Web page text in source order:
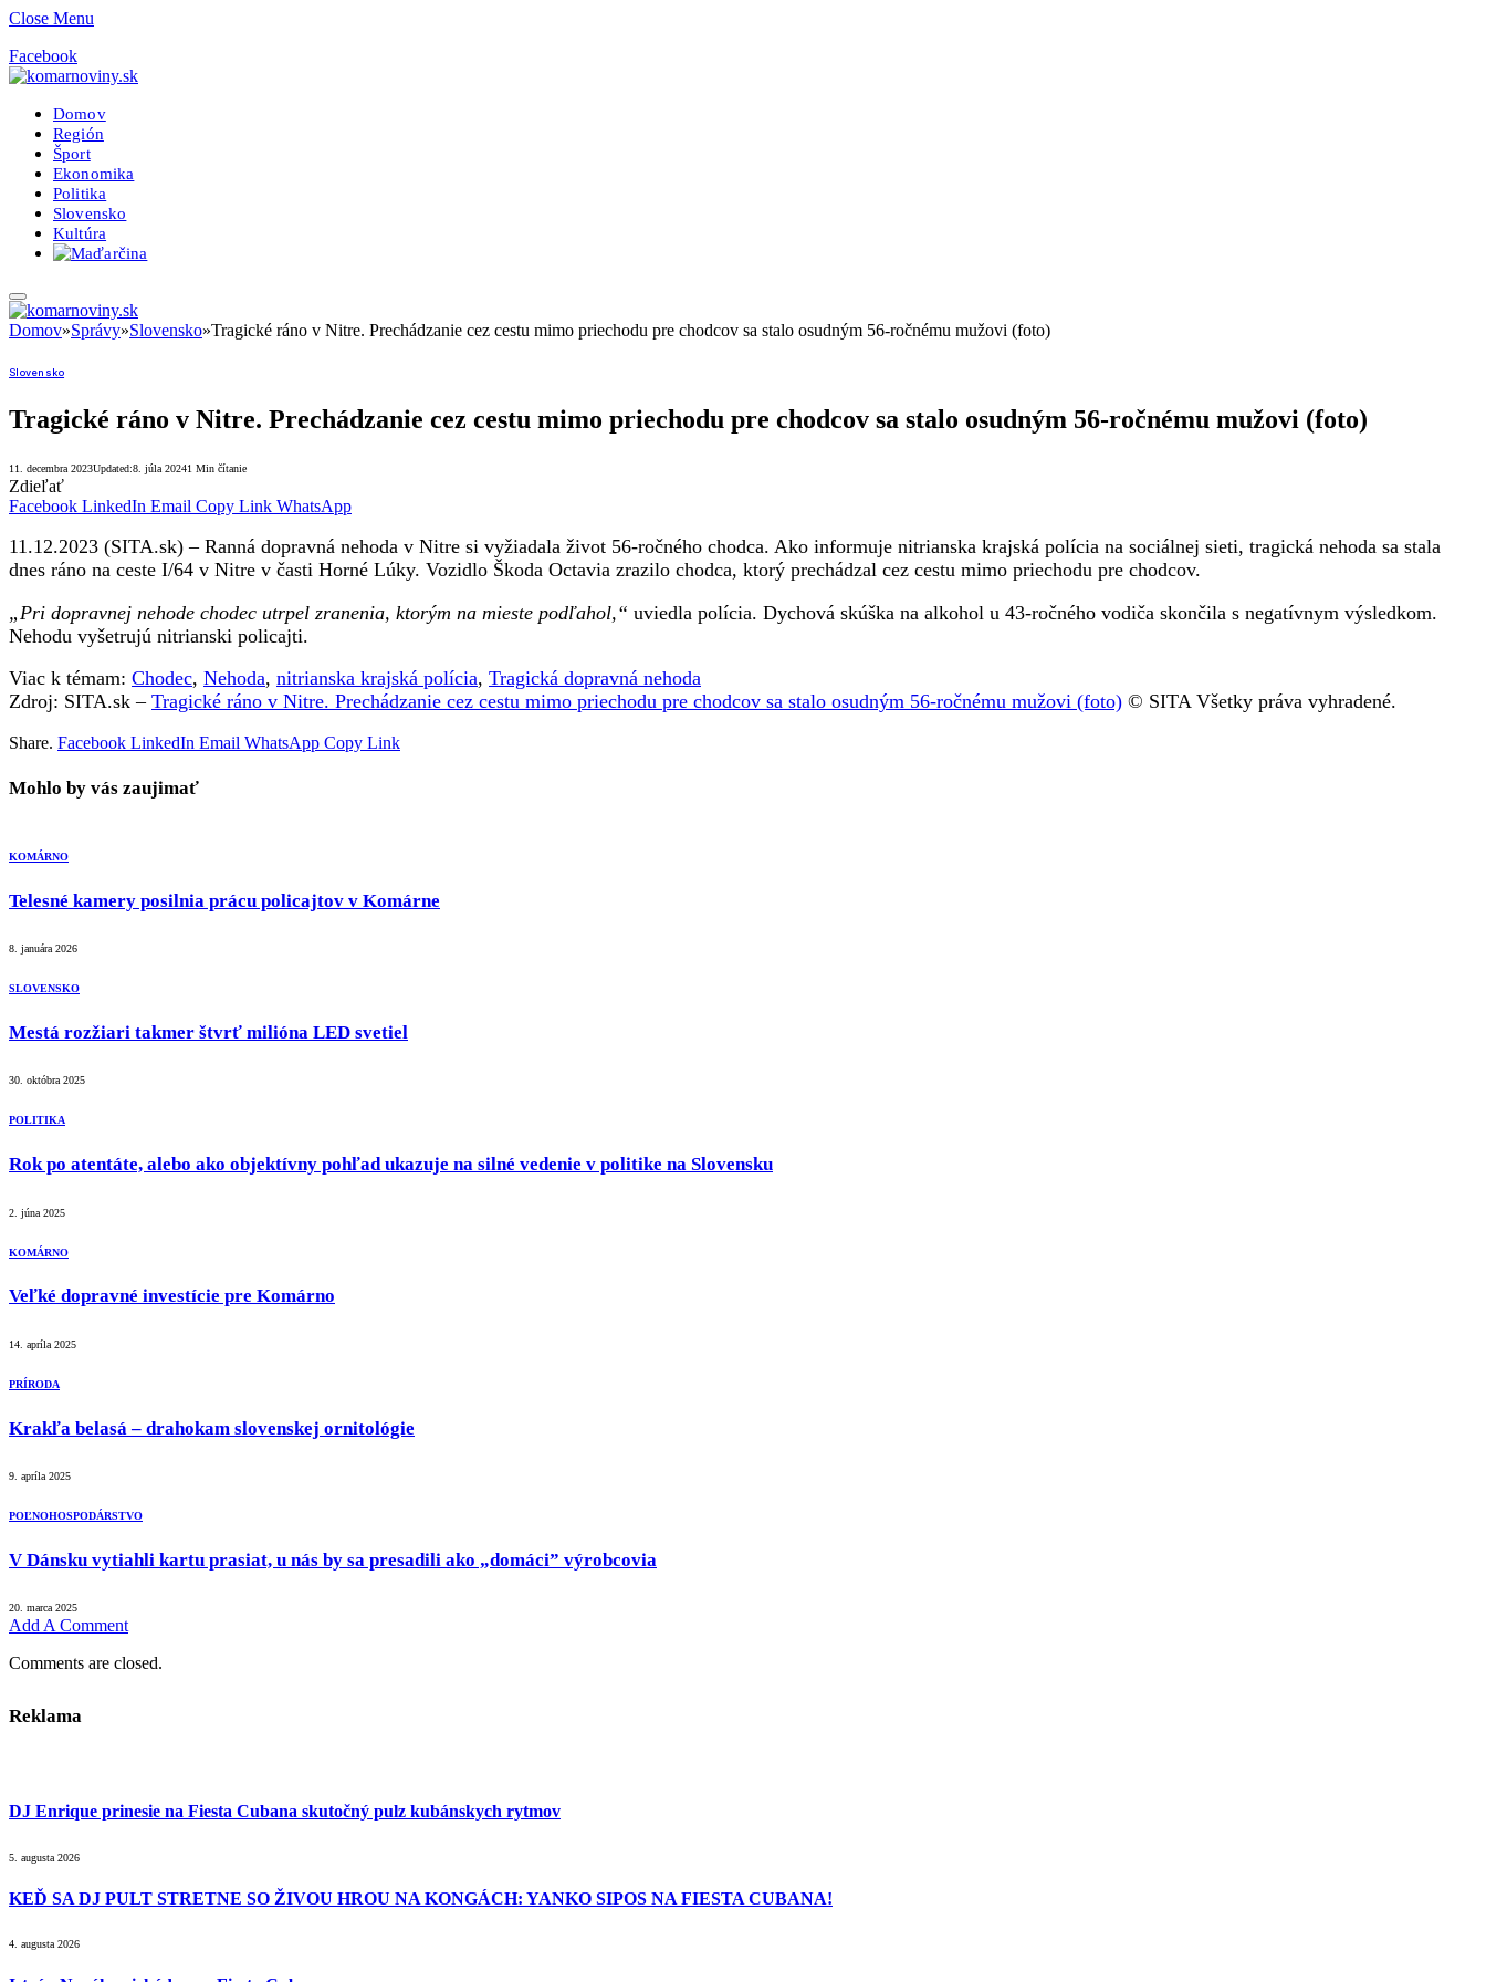
Close Menu
Facebook
Domov
Región
Šport
Ekonomika
Politika
Slovensko
Kultúra
Domov»Správy»Slovensko»Tragické ráno v Nitre. Prechádzanie cez cestu mimo priechodu pre chodcov sa stalo osudným 56-ročnému mužovi (foto)
Slovensko
Tragické ráno v Nitre. Prechádzanie cez cestu mimo priechodu pre chodcov sa stalo osudným 56-ročnému mužovi (foto)
11. decembra 2023Updated:8. júla 20241 Min čítanie
Zdieľať
Facebook LinkedIn Email Copy Link WhatsApp
11.12.2023 (SITA.sk) – Ranná dopravná nehoda v Nitre si vyžiadala život 56-ročného chodca. Ako informuje nitrianska krajská polícia na sociálnej sieti, tragická nehoda sa stala
dnes ráno na ceste I/64 v Nitre v časti Horné Lúky. Vozidlo Škoda Octavia zrazilo chodca, ktorý prechádzal cez cestu mimo priechodu pre chodcov.
„Pri dopravnej nehode chodec utrpel zranenia, ktorým na mieste podľahol,“ uviedla polícia. Dychová skúška na alkohol u 43-ročného vodiča skončila s negatívnym výsledkom.
Nehodu vyšetrujú nitrianski policajti.
Viac k témam: Chodec, Nehoda, nitrianska krajská polícia, Tragická dopravná nehoda
Zdroj: SITA.sk – Tragické ráno v Nitre. Prechádzanie cez cestu mimo priechodu pre chodcov sa stalo osudným 56-ročnému mužovi (foto) © SITA Všetky práva vyhradené.
Share. Facebook LinkedIn Email WhatsApp Copy Link
Mohlo by vás zaujimať
KOMÁRNO
Telesné kamery posilnia prácu policajtov v Komárne
8. januára 2026
SLOVENSKO
Mestá rozžiari takmer štvrť milióna LED svetiel
30. októbra 2025
POLITIKA
Rok po atentáte, alebo ako objektívny pohľad ukazuje na silné vedenie v politike na Slovensku
2. júna 2025
KOMÁRNO
Veľké dopravné investície pre Komárno
14. apríla 2025
PRÍRODA
Krakľa belasá – drahokam slovenskej ornitológie
9. apríla 2025
POĽNOHOSPODÁRSTVO
V Dánsku vytiahli kartu prasiat, u nás by sa presadili ako „domáci” výrobcovia
20. marca 2025
Add A Comment
Comments are closed.
Reklama
DJ Enrique prinesie na Fiesta Cubana skutočný pulz kubánskych rytmov
5. augusta 2026
KEĎ SA DJ PULT STRETNE SO ŽIVOU HROU NA KONGÁCH: YANKO SIPOS NA FIESTA CUBANA!
4. augusta 2026